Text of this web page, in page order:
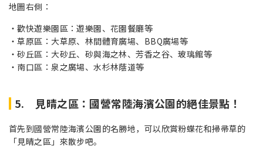
地圖右側：
歡快遊樂園區：遊樂園、花園餐廳等
草原區：大草原、林間體育廣場、BBQ廣場等
砂丘區：大砂丘、砂與海之林、芳香之谷、玻璃館等
南口區：泉之廣場、水杉林蔭道等
5. 見晴之區：國營常陸海濱公園的絕佳景點！
首先到國營常陸海濱公園的名勝地，可以欣賞粉蝶花和掃帚草的
「見晴之區」來散步吧。